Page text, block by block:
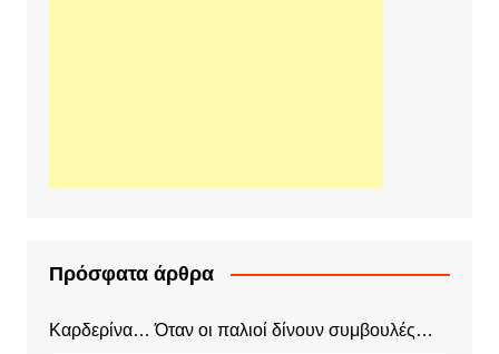
Πρόσφατα άρθρα
Καρδερίνα… Όταν οι παλιοί δίνουν συμβουλές…